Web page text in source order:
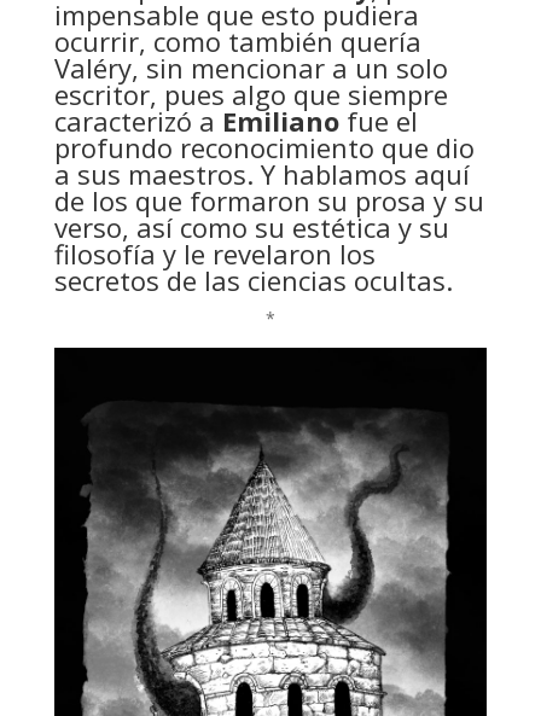
impensable que esto pudiera
ocurrir, como también quería
Valéry, sin mencionar a un solo
escritor, pues algo que siempre
caracterizó a Emilianofue el
profundo reconocimiento que dio
a sus maestros. Y hablamos aquí
de los que formaron su prosa y su
verso, así como su estética y su
filosofía y le revelaron los
secretos de las ciencias ocultas.
*